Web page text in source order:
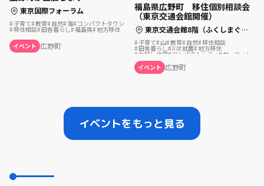
東京国際フォーラム
子育て 教育 自然 海 コンパクトタウン
移住相談 田舎暮らし 福島県 地方移住
イベント 広野町
福島県広野町 移住個別相談会
（東京交通会館開催）
東京交通会館8階（ふくしまぐらし相談センター）
子育て 山 教育 自然 移住相談
田舎暮らし 川 就農 地方移住
お試し住宅 コンパクトシティ
サーフィン
イベント 広野町
イベントをもっと見る